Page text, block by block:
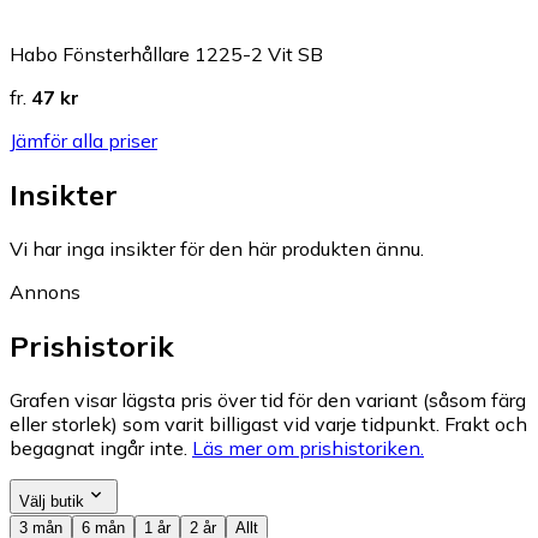
Habo Fönsterhållare 1225-2 Vit SB
fr. 47 kr
Jämför alla priser
Insikter
Vi har inga insikter för den här produkten ännu.
Annons
Prishistorik
Grafen visar lägsta pris över tid för den variant (såsom färg
eller storlek) som varit billigast vid varje tidpunkt. Frakt och
begagnat ingår inte. Läs mer om prishistoriken.
Välj butik
3 mån
6 mån 1 år 2 år Allt